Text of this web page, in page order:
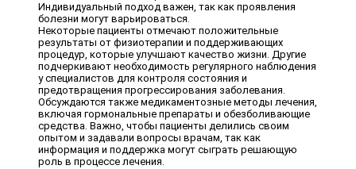
Индивидуальный подход важен, так как проявления
болезни могут варьироваться.
Некоторые пациенты отмечают положительные
результаты от физиотерапии и поддерживающих
процедур, которые улучшают качество жизни. Другие
подчеркивают необходимость регулярного наблюдения
у специалистов для контроля состояния и
предотвращения прогрессирования заболевания.
Обсуждаются также медикаментозные методы лечения,
включая гормональные препараты и обезболивающие
средства. Важно, чтобы пациенты делились своим
опытом и задавали вопросы врачам, так как
информация и поддержка могут сыграть решающую
роль в процессе лечения.